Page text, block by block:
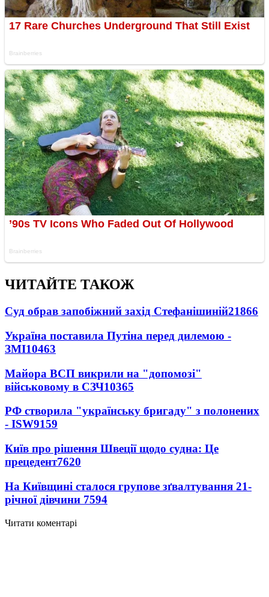
ЧИТАЙТЕ ТАКОЖ
Суд обрав запобіжний захід Стефанішиній21866
Україна поставила Путіна перед дилемою -
ЗМІ10463
Майора ВСП викрили на "допомозі"
військовому в СЗЧ10365
РФ створила "українську бригаду" з полонених
- ISW9159
Київ про рішення Швеції щодо судна: Це
прецедент7620
На Київщині сталося групове зґвалтування 21-
річної дівчини 7594
Читати коментарі